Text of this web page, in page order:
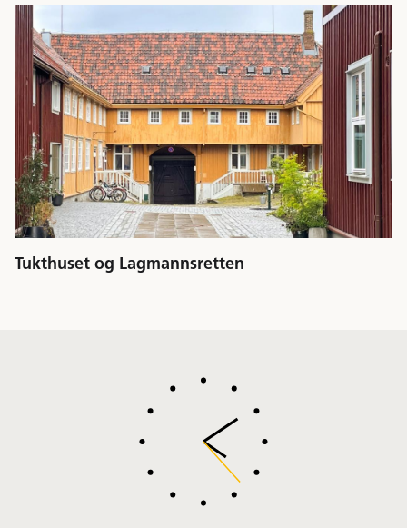
Tukthuset og Lagmannsretten